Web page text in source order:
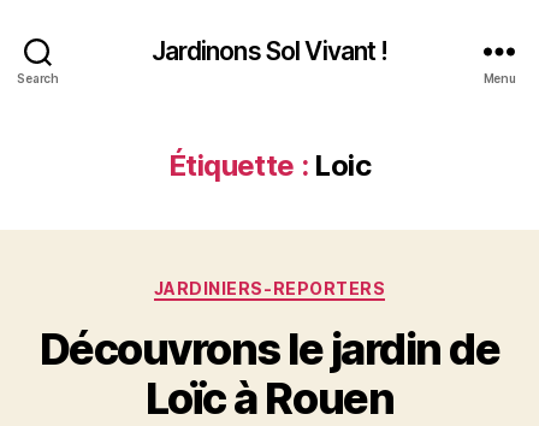
Search
Jardinons Sol Vivant !
Menu
Étiquette : Loic
Catégories
JARDINIERS-REPORTERS
Découvrons le jardin de
Loïc à Rouen